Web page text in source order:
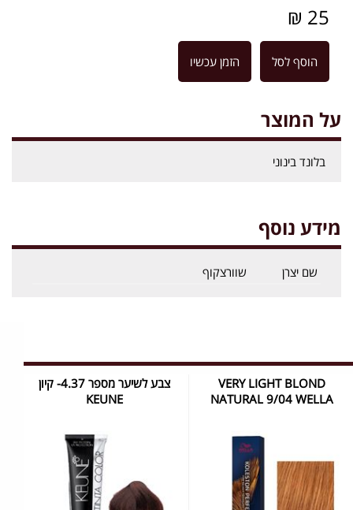
25 ₪
הוסף לסל הזמן עכשיו
על המוצר
בלונד בינוני
מידע נוסף
שם יצרן שוורצקוף
VERY LIGHT BLOND
NATURAL 9/04 WELLA
צבע לשיער מספר 4.37- קיון
KEUNE